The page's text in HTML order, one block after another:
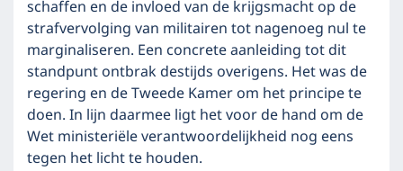
schaffen en de invloed van de krijgsmacht op de
strafvervolging van militairen tot nagenoeg nul te
marginaliseren. Een concrete aanleiding tot dit
standpunt ontbrak destijds overigens. Het was de
regering en de Tweede Kamer om het principe te
doen. In lijn daarmee ligt het voor de hand om de
Wet ministeriële verantwoordelijkheid nog eens
tegen het licht te houden.